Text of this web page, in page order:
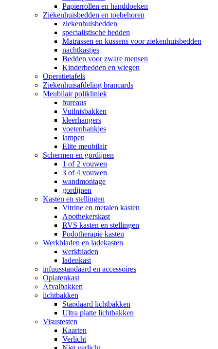
Papierrollen en handdoeken
Ziekenhuisbedden en toebehoren
ziekenhuisbedden
specialistische bedden
Matrassen en kussens voor ziekenhuisbedden
nachtkastjes
Bedden voor zware mensen
Kinderbedden en wiegen
Operatietafels
Ziekenhuisafdeling brancards
Meubilair polikliniek
bureaus
Vuilnisbakken
kleerhangers
voetenbankjes
lampen
Elite meubilair
Schermen en gordijnen
1 of 2 vouwen
3 of 4 vouwen
wandmontage
gordijnen
Kasten en stellingen
Vitrine en metalen kasten
Apothekerskast
RVS kasten en stellingen
Podotherapie kasten
Werkbladen en ladekasten
werkbladen
ladenkast
infuusstandaard en accessoires
Opiatenkast
Afvalbakken
lichtbakken
Standaard lichtbakken
Ultra platte lichtbakken
Visustesten
Kaarten
Verlicht